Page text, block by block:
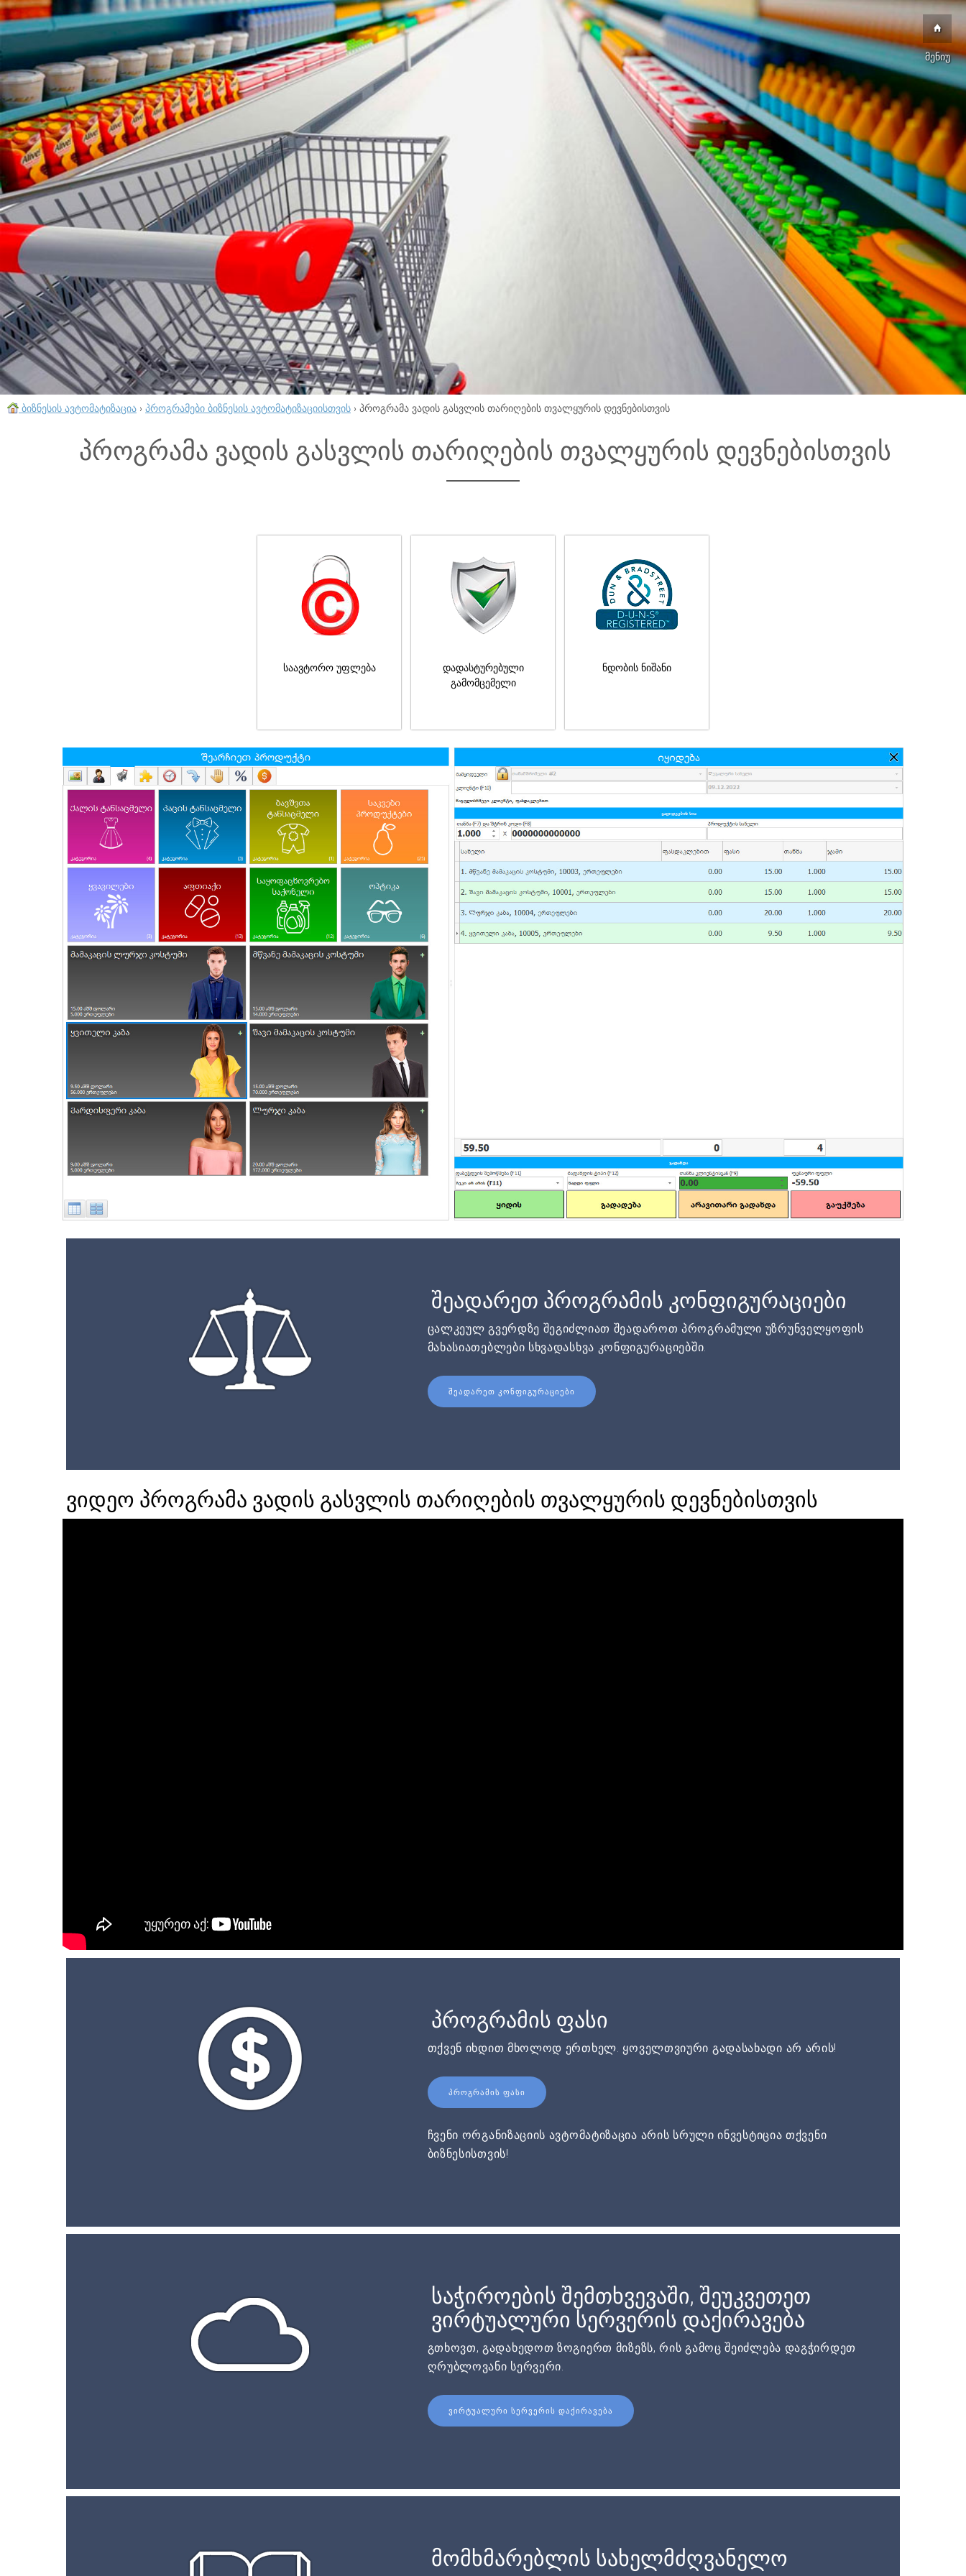
მენიუ
ბიზნესის ავტომატიზაცია › პროგრამები ბიზნესის ავტომატიზაციისთვის › პროგრამა ვადის გასვლის თარიღების თვალყურის დევნებისთვის
პროგრამა ვადის გასვლის თარიღების თვალყურის დევნებისთვის
საავტორო უფლება
დადასტურებული
გამომცემელი
ნდობის ნიშანი
შეადარეთ პროგრამის კონფიგურაციები
ცალკეულ გვერდზე შეგიძლიათ შეადაროთ პროგრამული უზრუნველყოფის
მახასიათებლები სხვადასხვა კონფიგურაციებში.
ᲨᲔᲐᲓᲐᲠᲔᲗ ᲙᲝᲜᲤᲘᲒᲣᲠᲐᲪᲘᲔᲑᲘ
ვიდეო პროგრამა ვადის გასვლის თარიღების თვალყურის დევნებისთვის
პროგრამის ფასი
თქვენ იხდით მხოლოდ ერთხელ. ყოველთვიური გადასახადი არ არის!
ᲞᲠᲝᲒᲠᲐᲛᲘᲡ ᲤᲐᲡᲘ
ჩვენი ორგანიზაციის ავტომატიზაცია არის სრული ინვესტიცია თქვენი
ბიზნესისთვის!
საჭიროების შემთხვევაში, შეუკვეთეთ
ვირტუალური სერვერის დაქირავება
გთხოვთ, გადახედოთ ზოგიერთ მიზეზს, რის გამოც შეიძლება დაგჭირდეთ
ღრუბლოვანი სერვერი.
ᲕᲘᲠᲢᲣᲐᲚᲣᲠᲘ ᲡᲔᲠᲕᲔᲠᲘᲡ ᲓᲐᲥᲘᲠᲐᲕᲔᲑᲐ
მომხმარებლის სახელმძღვანელო